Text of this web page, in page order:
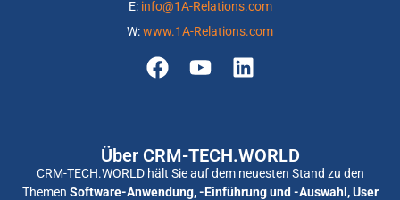
E: info@1A-Relations.com
W:www.1A-Relations.com
Über CRM-TECH.WORLD
CRM-TECH.WORLD hält Sie auf dem neuesten Stand zu den
Themen Software-Anwendung, -Einführung und -Auswahl, User